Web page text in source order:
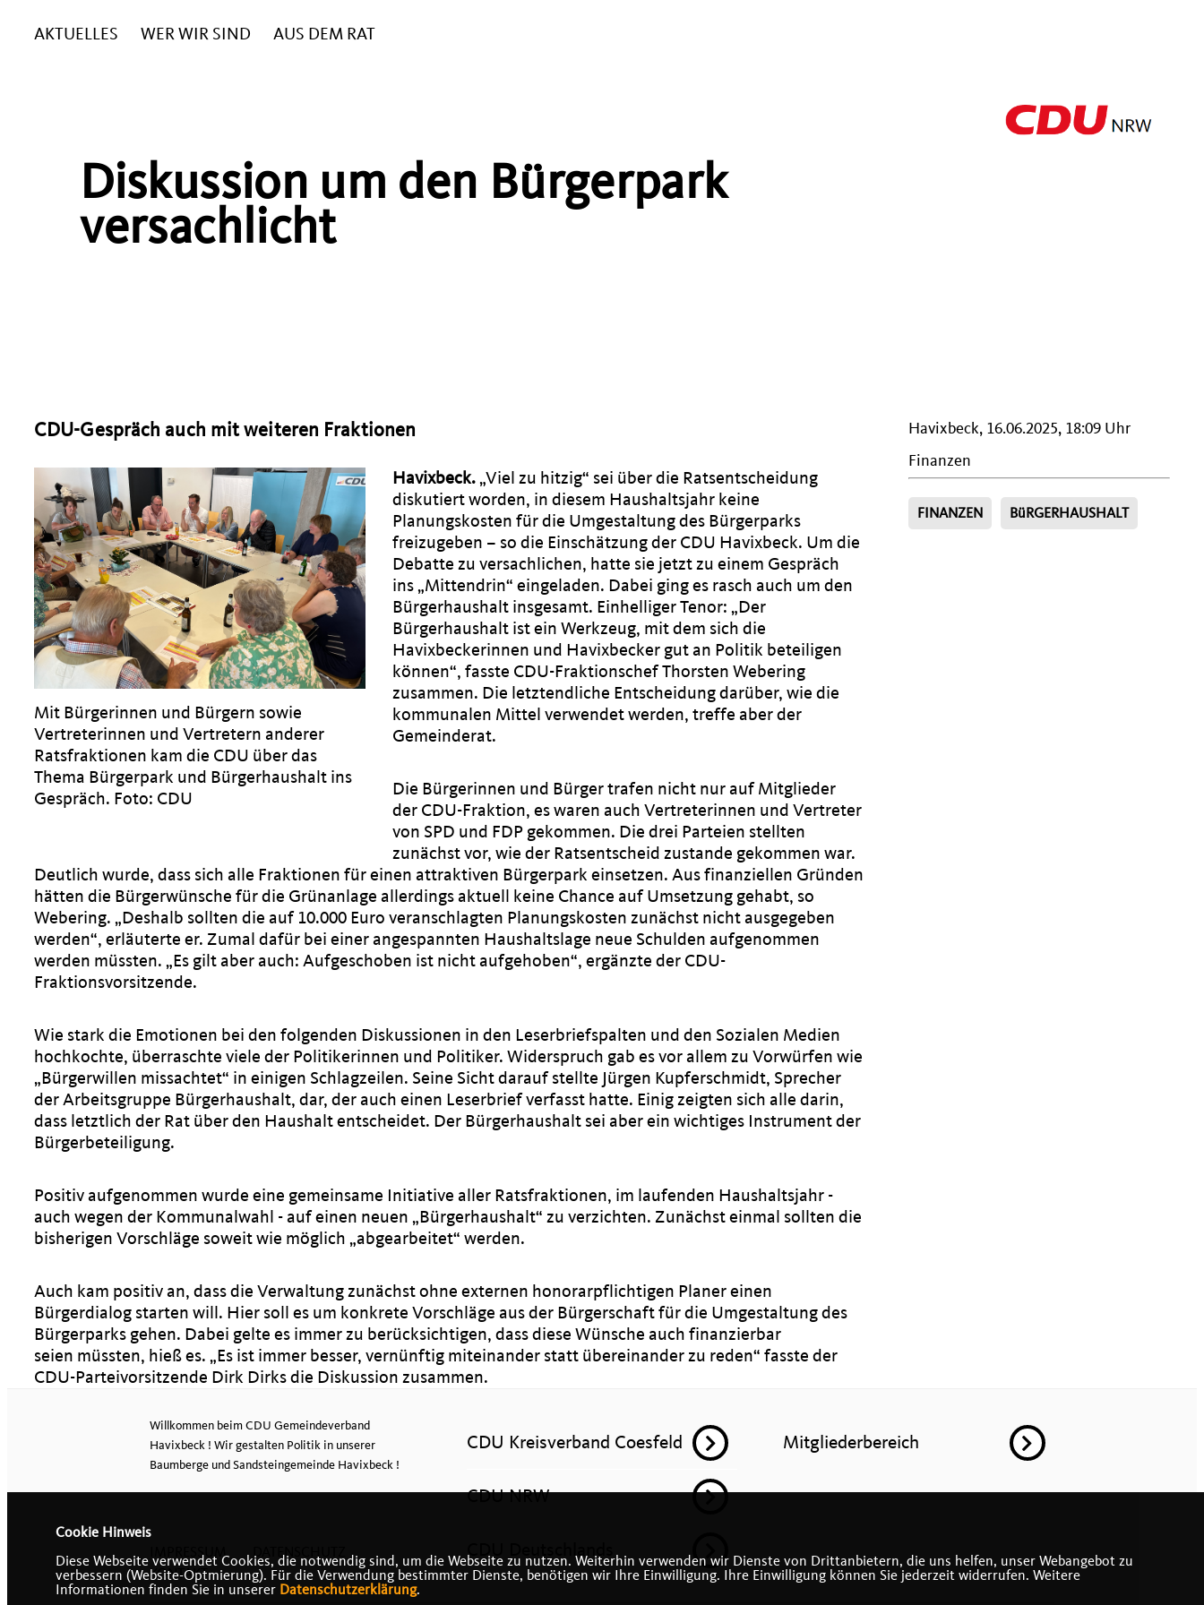
AKTUELLES WER WIR SIND AUS DEM RAT
Diskussion um den Bürgerpark
versachlicht
CDU-Gespräch auch mit weiteren Fraktionen
Mit Bürgerinnen und Bürgern sowie
Vertreterinnen und Vertretern anderer
Ratsfraktionen kam die CDU über das
Thema Bürgerpark und Bürgerhaushalt ins
Gespräch. Foto: CDU
Havixbeck.Viel zu hitzig“ sei über die Ratsentscheidung
diskutiert worden, in diesem Haushaltsjahr keine
Planungskosten für die Umgestaltung des Bürgerparks
freizugeben – so die Einschätzung der CDU Havixbeck. Um die
Debatte zu versachlichen, hatte sie jetzt zu einem Gespräch
ins „Mittendrin“ eingeladen. Dabei ging es rasch auch um den
Bürgerhaushalt insgesamt. Einhelliger Tenor: „Der
Bürgerhaushalt ist ein Werkzeug, mit dem sich die
Havixbeckerinnen und Havixbecker gut an Politik beteiligen
können“, fasste CDU-Fraktionschef Thorsten Webering
zusammen. Die letztendliche Entscheidung darüber, wie die
kommunalen Mittel verwendet werden, treffe aber der
Gemeinderat.
Die Bürgerinnen und Bürger trafen nicht nur auf Mitglieder
der CDU-Fraktion, es waren auch Vertreterinnen und Vertreter
von SPD und FDP gekommen. Die drei Parteien stellten
zunächst vor, wie der Ratsentscheid zustande gekommen war.
Deutlich wurde, dass sich alle Fraktionen für einen attraktiven Bürgerpark einsetzen. Aus finanziellen Gründen
hätten die Bürgerwünsche für die Grünanlage allerdings aktuell keine Chance auf Umsetzung gehabt, so
Webering. „Deshalb sollten die auf 10.000 Euro veranschlagten Planungskosten zunächst nicht ausgegeben
werden“, erläuterte er. Zumal dafür bei einer angespannten Haushaltslage neue Schulden aufgenommen
werden müssten. „Es gilt aber auch: Aufgeschoben ist nicht aufgehoben“, ergänzte der CDU-
Fraktionsvorsitzende.
Wie stark die Emotionen bei den folgenden Diskussionen in den Leserbriefspalten und den Sozialen Medien
hochkochte, überraschte viele der Politikerinnen und Politiker. Widerspruch gab es vor allem zu Vorwürfen wie
Bürgerwillen missachtet“ in einigen Schlagzeilen. Seine Sicht darauf stellte Jürgen Kupferschmidt, Sprecher
der Arbeitsgruppe Bürgerhaushalt, dar, der auch einen Leserbrief verfasst hatte. Einig zeigten sich alle darin,
dass letztlich der Rat über den Haushalt entscheidet. Der Bürgerhaushalt sei aber ein wichtiges Instrument der
Bürgerbeteiligung.
Positiv aufgenommen wurde eine gemeinsame Initiative aller Ratsfraktionen, im laufenden Haushaltsjahr -
auch wegen der Kommunalwahl - auf einen neuen „Bürgerhaushalt“ zu verzichten. Zunächst einmal sollten die
bisherigen Vorschläge soweit wie möglich „abgearbeitet“ werden.
Auch kam positiv an, dass die Verwaltung zunächst ohne externen honorarpflichtigen Planer einen
Bürgerdialog starten will. Hier soll es um konkrete Vorschläge aus der Bürgerschaft für die Umgestaltung des
Bürgerparks gehen. Dabei gelte es immer zu berücksichtigen, dass diese Wünsche auch finanzierbar
seien müssten, hieß es. „Es ist immer besser, vernünftig miteinander statt übereinander zu reden“ fasste der
CDU-Parteivorsitzende Dirk Dirks die Diskussion zusammen.
Havixbeck, 16.06.2025, 18:09 Uhr
Finanzen
FINANZEN BüRGERHAUSHALT
Willkommen beim CDU Gemeindeverband
Havixbeck ! Wir gestalten Politik in unserer
Baumberge und Sandsteingemeinde Havixbeck !
IMPRESSUM
DATENSCHUTZ
KONTAKT
CDU Kreisverband Coesfeld
CDU NRW
CDU Deutschlands
Mitgliederbereich
Cookie Hinweis
Diese Webseite verwendet Cookies, die notwendig sind, um die Webseite zu nutzen. Weiterhin verwenden wir Dienste von Drittanbietern, die uns helfen, unser Webangebot zu
verbessern (Website-Optmierung). Für die Verwendung bestimmter Dienste, benötigen wir Ihre Einwilligung. Ihre Einwilligung können Sie jederzeit widerrufen. Weitere
Informationen finden Sie in unserer Datenschutzerklärung.